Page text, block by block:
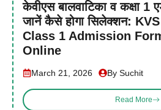
केवीएस बालवाटिका व कक्षा 1
जानें कैसे होगा सिलेक्शन:
Class 1 Admission
Online
March 21, 2026 By Suchit
Read More